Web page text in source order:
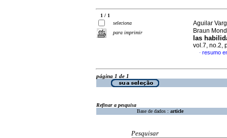
1 / 1
seleciona
para imprimir
Aguilar
Braun
las
vol.7, no.2,
· resumo
página 1 de 1
Refinar a pesquisa
Base de dados : article
Pesquisar